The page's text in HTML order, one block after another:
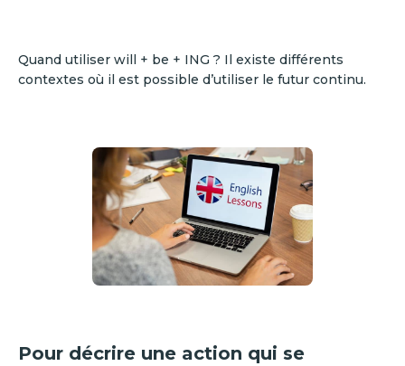
Quand utiliser will + be + ING ? Il existe différents
contextes où il est possible d’utiliser le futur continu.
Pour décrire une action qui se